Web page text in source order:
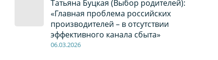
Татьяна Буцкая (Выбор родителей):
«Главная проблема российских
производителей – в отсутствии
эффективного канала сбыта»
06.03.2026